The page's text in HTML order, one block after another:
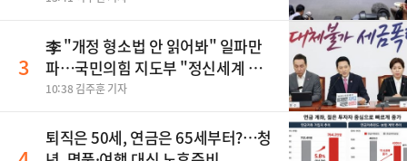
3
李 "개정 형소법 안 읽어봐" 일파만
파…국민의힘 지도부 "정신세계 궁
금하다"
10:38 김주훈 기자
퇴직은 50세, 연금은 65세부터?…청